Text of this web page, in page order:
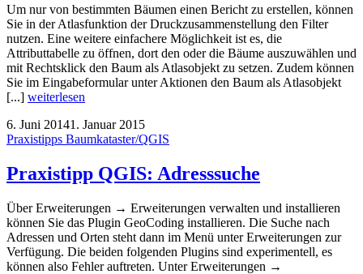
Um nur von bestimmten Bäumen einen Bericht zu erstellen, können
Sie in der Atlasfunktion der Druckzusammenstellung den Filter
nutzen. Eine weitere einfachere Möglichkeit ist es, die
Attributtabelle zu öffnen, dort den oder die Bäume auszuwählen und
mit Rechtsklick den Baum als Atlasobjekt zu setzen. Zudem können
Sie im Eingabeformular unter Aktionen den Baum als Atlasobjekt
[...] weiterlesen
6. Juni 20141. Januar 2015
Praxistipps Baumkataster/QGIS
Praxistipp QGIS: Adresssuche
Über Erweiterungen → Erweiterungen verwalten und installieren
können Sie das Plugin GeoCoding installieren. Die Suche nach
Adressen und Orten steht dann im Menü unter Erweiterungen zur
Verfügung. Die beiden folgenden Plugins sind experimentell, es
können also Fehler auftreten. Unter Erweiterungen →